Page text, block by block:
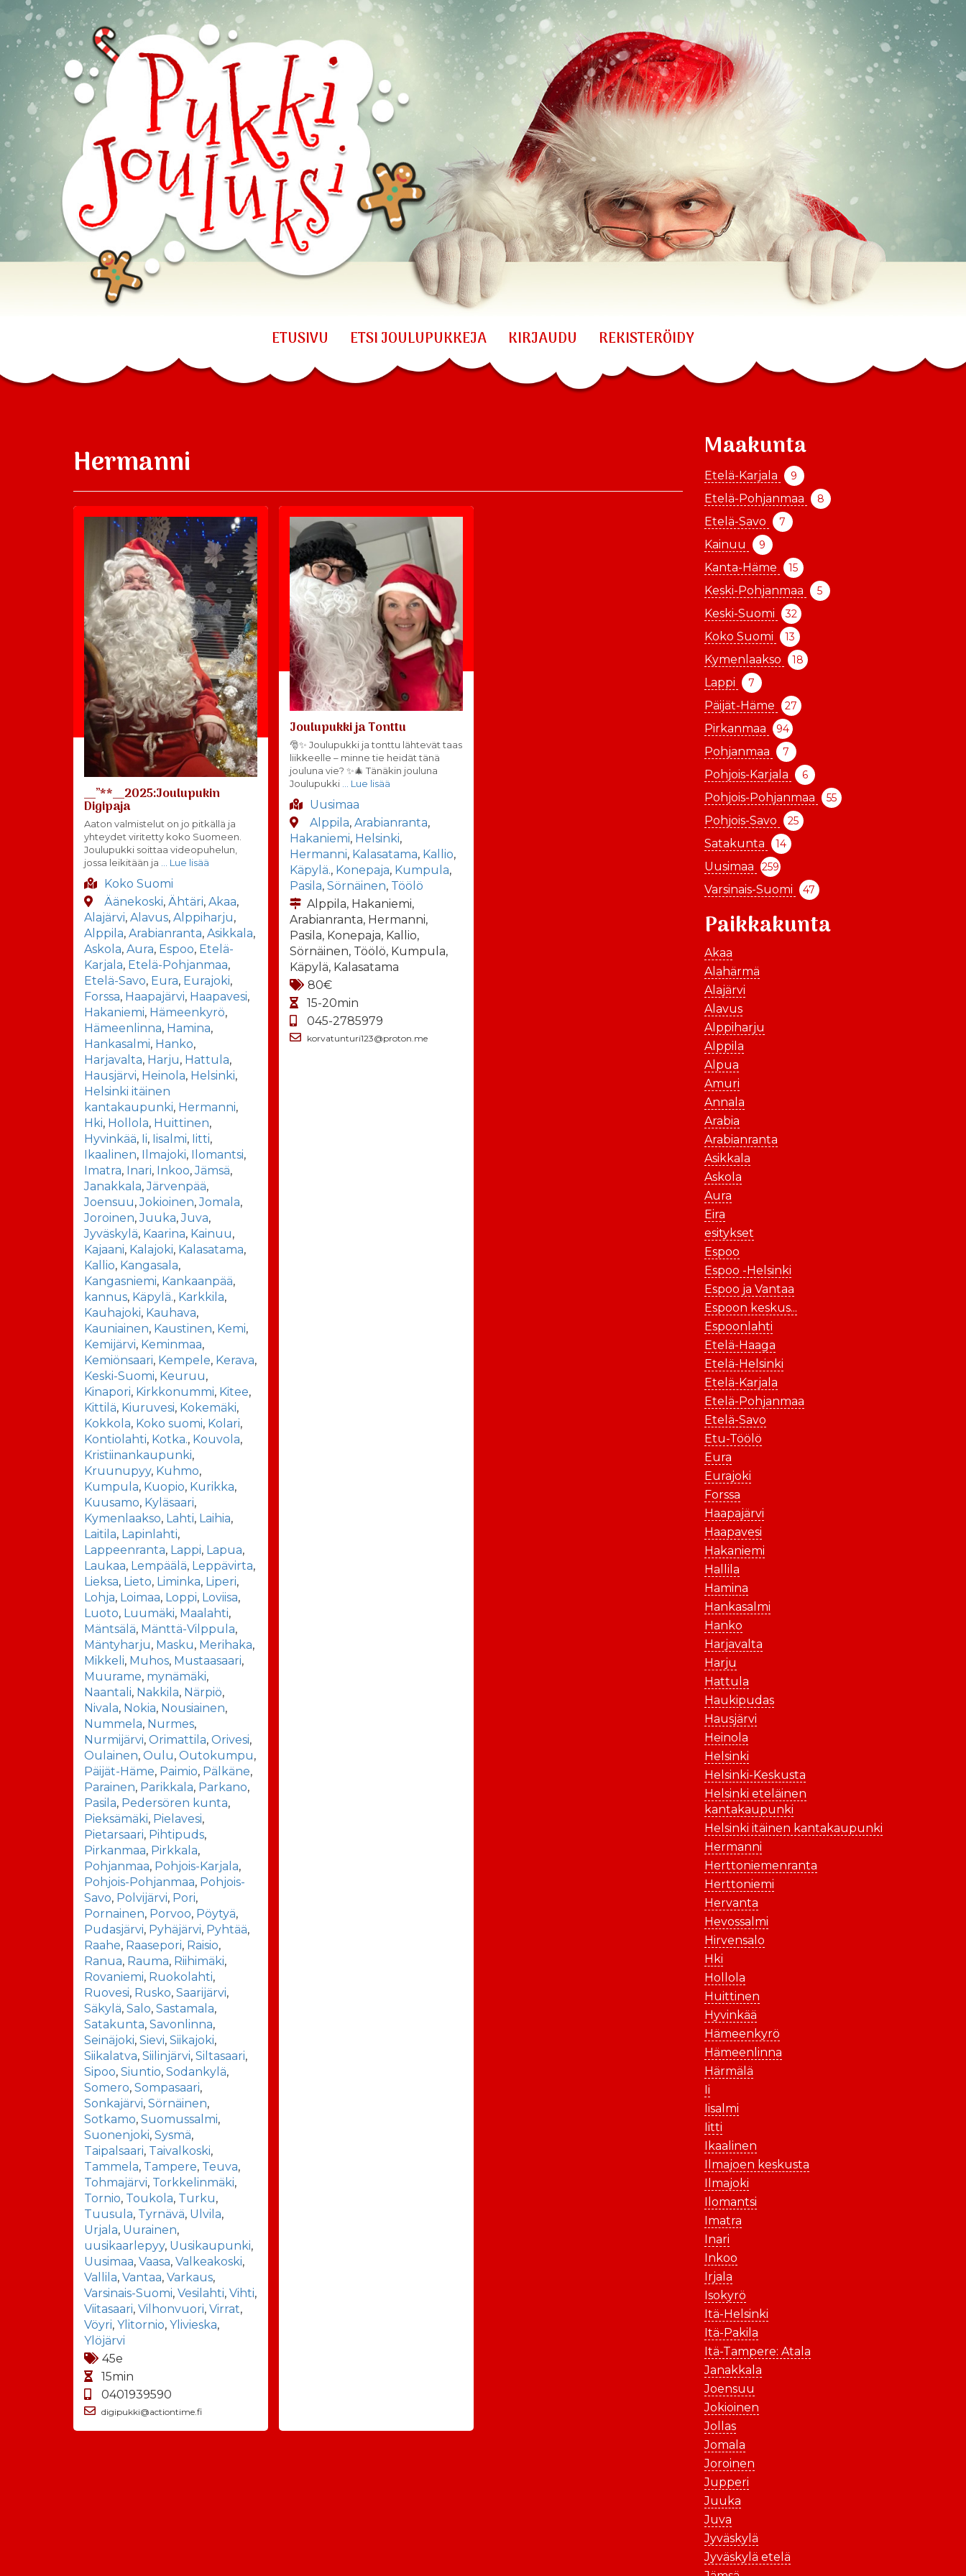
ETUSIVU ETSI JOULUPUKKEJA KIRJAUDU REKISTERÖIDY
Hermanni
__”**__2025:Joulupukin
Digipaja
Aaton valmistelut on jo pitkällä ja
yhteydet viritetty koko Suomeen.
Joulupukki soittaa videopuhelun,
jossa leikitään ja … Lue lisää
Koko Suomi
Äänekoski, Ähtäri, Akaa,
Alajärvi, Alavus, Alppiharju,
Alppila, Arabianranta, Asikkala,
Askola, Aura, Espoo, Etelä-
Karjala, Etelä-Pohjanmaa,
Etelä-Savo, Eura, Eurajoki,
Forssa, Haapajärvi, Haapavesi,
Hakaniemi, Hämeenkyrö,
Hämeenlinna, Hamina,
Hankasalmi, Hanko,
Harjavalta, Harju, Hattula,
Hausjärvi, Heinola, Helsinki,
Helsinki itäinen
kantakaupunki, Hermanni,
Hki, Hollola, Huittinen,
Hyvinkää, Ii, Iisalmi, Iitti,
Ikaalinen, Ilmajoki, Ilomantsi,
Imatra, Inari, Inkoo,Jämsä,
Janakkala,Järvenpää,
Joensuu,Jokioinen,Jomala,
Joroinen,Juuka,Juva,
Jyväskylä, Kaarina, Kainuu,
Kajaani, Kalajoki, Kalasatama,
Kallio, Kangasala,
Kangasniemi, Kankaanpää,
kannus, Käpylä., Karkkila,
Kauhajoki, Kauhava,
Kauniainen, Kaustinen, Kemi,
Kemijärvi, Keminmaa,
Kemiönsaari, Kempele, Kerava,
Keski-Suomi, Keuruu,
Kinapori, Kirkkonummi, Kitee,
Kittilä, Kiuruvesi, Kokemäki,
Kokkola, Koko suomi, Kolari,
Kontiolahti, Kotka., Kouvola,
Kristiinankaupunki,
Kruunupyy, Kuhmo,
Kumpula, Kuopio, Kurikka,
Kuusamo, Kyläsaari,
Kymenlaakso, Lahti, Laihia,
Laitila, Lapinlahti,
Lappeenranta, Lappi, Lapua,
Laukaa, Lempäälä, Leppävirta,
Lieksa, Lieto, Liminka, Liperi,
Lohja, Loimaa, Loppi, Loviisa,
Luoto, Luumäki, Maalahti,
Mäntsälä, Mänttä-Vilppula,
Mäntyharju, Masku, Merihaka,
Mikkeli, Muhos, Mustaasaari,
Muurame, mynämäki,
Naantali, Nakkila, Närpiö,
Nivala, Nokia, Nousiainen,
Nummela, Nurmes,
Nurmijärvi, Orimattila, Orivesi,
Oulainen, Oulu, Outokumpu,
Päijät-Häme, Paimio, Pälkäne,
Parainen, Parikkala, Parkano,
Pasila, Pedersören kunta,
Pieksämäki, Pielavesi,
Pietarsaari, Pihtipuds,
Pirkanmaa, Pirkkala,
Pohjanmaa, Pohjois-Karjala,
Pohjois-Pohjanmaa, Pohjois-
Savo, Polvijärvi, Pori,
Pornainen, Porvoo, Pöytyä,
Pudasjärvi, Pyhäjärvi, Pyhtää,
Raahe, Raasepori, Raisio,
Ranua, Rauma, Riihimäki,
Rovaniemi, Ruokolahti,
Ruovesi, Rusko, Saarijärvi,
Säkylä, Salo, Sastamala,
Satakunta, Savonlinna,
Seinäjoki, Sievi, Siikajoki,
Siikalatva, Siilinjärvi, Siltasaari,
Sipoo, Siuntio, Sodankylä,
Somero, Sompasaari,
Sonkajärvi, Sörnäinen,
Sotkamo, Suomussalmi,
Suonenjoki, Sysmä,
Taipalsaari, Taivalkoski,
Tammela, Tampere, Teuva,
Tohmajärvi, Torkkelinmäki,
Tornio, Toukola, Turku,
Tuusula, Tyrnävä, Ulvila,
Urjala, Uurainen,
uusikaarlepyy, Uusikaupunki,
Uusimaa, Vaasa, Valkeakoski,
Vallila, Vantaa, Varkaus,
Varsinais-Suomi, Vesilahti, Vihti,
Viitasaari, Vilhonvuori, Virrat,
Vöyri, Ylitornio, Ylivieska,
Ylöjärvi
45e
15min
0401939590
digipukki@actiontime.fi
Joulupukki ja Tonttu
🎅✨ Joulupukki ja tonttu lähtevät taas
liikkeelle – minne tie heidät tänä
jouluna vie? ✨🎄 Tänäkin jouluna
Joulupukki … Lue lisää
Uusimaa
Alppila,Arabianranta,
Hakaniemi, Helsinki,
Hermanni, Kalasatama, Kallio,
Käpylä., Konepaja, Kumpula,
Pasila,Sörnäinen, Töölö
Alppila, Hakaniemi,
Arabianranta, Hermanni,
Pasila, Konepaja, Kallio,
Sörnäinen, Töölö, Kumpula,
Käpylä, Kalasatama
80€
15-20min
045-2785979
korvatunturi123@proton.me
Maakunta
Etelä-Karjala 9
Etelä-Pohjanmaa 8
Etelä-Savo 7
Kainuu 9
Kanta-Häme 15
Keski-Pohjanmaa 5
Keski-Suomi 32
Koko Suomi 13
Kymenlaakso 18
Lappi 7
Päijät-Häme 27
Pirkanmaa 94
Pohjanmaa 7
Pohjois-Karjala 6
Pohjois-Pohjanmaa 55
Pohjois-Savo 25
Satakunta 14
Uusimaa 259
Varsinais-Suomi 47
Paikkakunta
Akaa
Alahärmä
Alajärvi
Alavus
Alppiharju
Alppila
Alpua
Amuri
Annala
Arabia
Arabianranta
Asikkala
Askola
Aura
Eira
esitykset
Espoo
Espoo -Helsinki
Espoo ja Vantaa
Espoon keskus...
Espoonlahti
Etelä-Haaga
Etelä-Helsinki
Etelä-Karjala
Etelä-Pohjanmaa
Etelä-Savo
Etu-Töölö
Eura
Eurajoki
Forssa
Haapajärvi
Haapavesi
Hakaniemi
Hallila
Hamina
Hankasalmi
Hanko
Harjavalta
Harju
Hattula
Haukipudas
Hausjärvi
Heinola
Helsinki
Helsinki-Keskusta
Helsinki eteläinen
kantakaupunki
Helsinki itäinen kantakaupunki
Hermanni
Herttoniemenranta
Herttoniemi
Hervanta
Hevossalmi
Hirvensalo
Hki
Hollola
Huittinen
Hyvinkää
Hämeenkyrö
Hämeenlinna
Härmälä
Ii
Iisalmi
Iitti
Ikaalinen
Ilmajoen keskusta
Ilmajoki
Ilomantsi
Imatra
Inari
Inkoo
Irjala
Isokyrö
Itä-Helsinki
Itä-Pakila
Itä-Tampere: Atala
Janakkala
Joensuu
Jokioinen
Jollas
Jomala
Joroinen
Jupperi
Juuka
Juva
Jyväskylä
Jyväskylä etelä